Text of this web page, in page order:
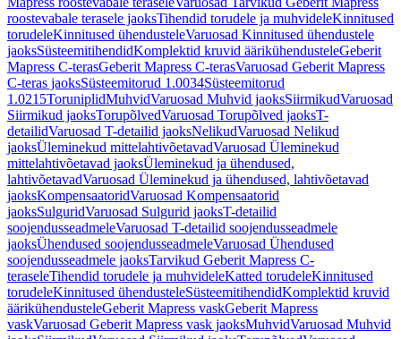
roostevabale terasele jaoksTihendid torudele ja muhvideleKinnitused
torudeleKinnitused ühendusteleVaruosad Kinnitused ühendustele
jaoksSüsteemitihendidKomplektid kruvid äärikühendusteleGeberit
Mapress C-terasGeberit Mapress C-terasVaruosad Geberit Mapress
C-teras jaoksSüsteemitorud 1.0034Süsteemitorud
1.0215ToruniplidMuhvidVaruosad Muhvid jaoksSiirmikudVaruosad
Siirmikud jaoksTorupõlvedVaruosad Torupõlved jaoksT-
detailidVaruosad T-detailid jaoksNelikudVaruosad Nelikud
jaoksÜleminekud mittelahtivõetavadVaruosad Üleminekud
mittelahtivõetavad jaoksÜleminekud ja ühendused,
lahtivõetavadVaruosad Üleminekud ja ühendused, lahtivõetavad
jaoksKompensaatoridVaruosad Kompensaatorid
jaoksSulguridVaruosad Sulgurid jaoksT-detailid
soojendusseadmeleVaruosad T-detailid soojendusseadmele
jaoksÜhendused soojendusseadmeleVaruosad Ühendused
soojendusseadmele jaoksTarvikud Geberit Mapress C-
teraseleTihendid torudele ja muhvideleKatted torudeleKinnitused
torudeleKinnitused ühendusteleSüsteemitihendidKomplektid kruvid
äärikühendusteleGeberit Mapress vaskGeberit Mapress
vaskVaruosad Geberit Mapress vask jaoksMuhvidVaruosad Muhvid